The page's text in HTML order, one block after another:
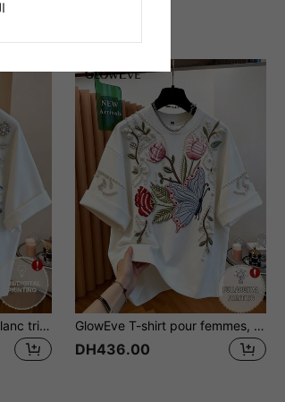
SHEIN Franclia T-shirt blanc tricoté élégant pour femmes, faux motif de broderie, t-shirt imprimé avec décoration de fausses perles et de faux strass, broderie florale factice, col rond, manches courtes, coupe ample, t-shirt élégant pour femmes, Top à manches courtes pour femmes, top fleur de lotus, design à épaules tombantes, t-shirt blanc, t-shirt d'été, tenue de plage pour femmes, t-shirt décontracté pour femmes, t-shirt graphique pour femmes, t-shirt floral pour femmes, nouveau t-shirt d'été pour femmes GlowEve T-shirt pour femmes, fausse broderie, imprimé de motif de fausses perles, col rond, manches chauve-souris, ample, élégant, convient pour le port quotidien, l'anniversaire, le rendez-vous
DH436.00